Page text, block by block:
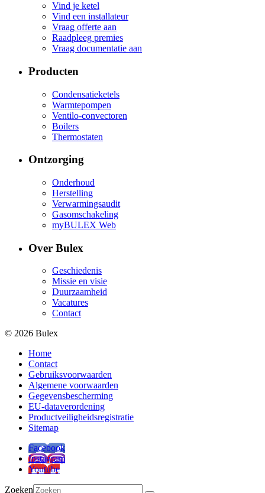
Vind je ketel
Vind een installateur
Vraag offerte aan
Raadpleeg premies
Vraag documentatie aan
Producten
Condensatieketels
Warmtepompen
Ventilo-convectoren
Boilers
Thermostaten
Ontzorging
Onderhoud
Herstelling
Verwarmingsaudit
Gasomschakeling
myBULEX Web
Over Bulex
Geschiedenis
Missie en visie
Duurzaamheid
Vacatures
Contact
© 2026 Bulex
Home
Contact
Gebruiksvoorwaarden
Algemene voorwaarden
Gegevensbescherming
EU-dataverordening
Productveiligheidsregistratie
Sitemap
Facebook
Instagram
Youtube
Zoeken